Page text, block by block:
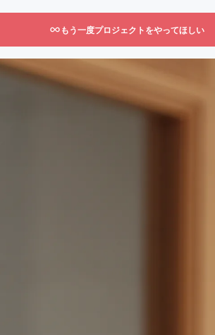
もう一度プロジェクトをやってほしい